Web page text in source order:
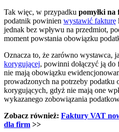
Tak więc, w przypadku pomyłki
podatnik powinien wystawić fakturę
jednak bez wpływu na przedmiot,
moment powstania obowiązku
Oznacza to, że zarówno wystawca,
korygującej, powinni dołączyć ją
nie mają obowiązku
prowadzonych na potrzeby podatku
korygujących, gdyż nie mają one
wykazanego zobowiązania
Zobacz również: Faktury VAT
dla firm >>